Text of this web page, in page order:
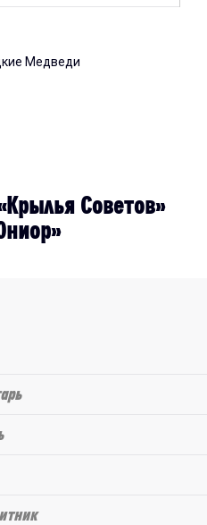
Медведи
Советов»